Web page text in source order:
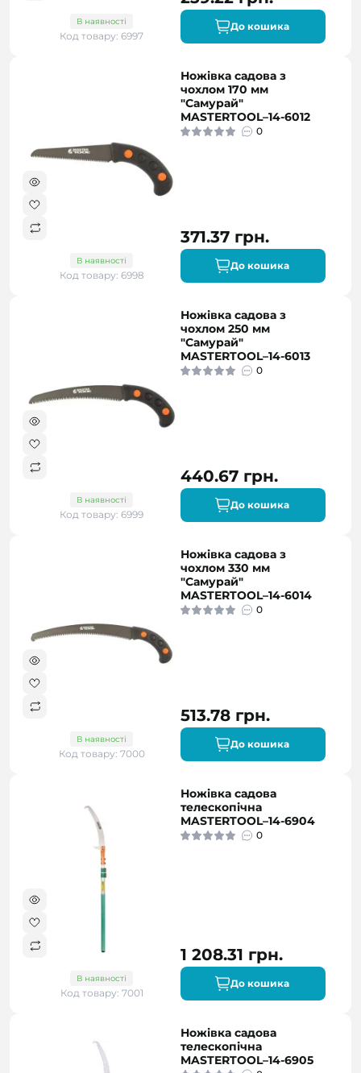
В наявності
Код товару: 6997
До кошика
В наявності
Код товару: 6998
Ножівка садова з
чохлом 170 мм
"Самурай"
MASTERTOOL–14-6012
0
371.37 грн.
До кошика
В наявності
Код товару: 6999
Ножівка садова з
чохлом 250 мм
"Самурай"
MASTERTOOL–14-6013
0
440.67 грн.
До кошика
В наявності
Код товару: 7000
Ножівка садова з
чохлом 330 мм
"Самурай"
MASTERTOOL–14-6014
0
513.78 грн.
До кошика
В наявності
Код товару: 7001
Ножівка садова
телескопічна
MASTERTOOL–14-6904
0
1 208.31 грн.
До кошика
Ножівка садова
телескопічна
MASTERTOOL–14-6905